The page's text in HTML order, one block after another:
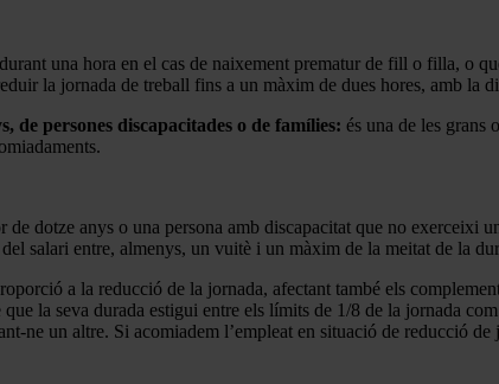
una hora en el cas de naixement prematur de fill o filla, o
la jornada de treball fins a un màxim de dues hores, amb la
de persones discapacitades o de famílies: és una de les grans
dotze anys o una persona amb discapacitat que no exerceixi
salari entre, almenys, un vuitè i un màxim de la meitat de la
a la reducció de la jornada, afectant també els
la seva durada estigui entre els límits de 1/8 de la jornada
ne un altre. Si acomiadem l’empleat en situació de reducció